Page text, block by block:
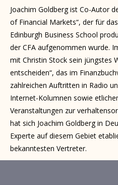
Joachim Goldberg ist Co-Autor
of Financial Markets“, der für
Edinburgh Business School
der CFA aufgenommen wurde.
mit Christin Stock sein jüngstes
entscheiden“, das im
zahlreichen Auftritten in Radio
Internet-Kolumnen sowie
Veranstaltungen zur
hat sich Joachim Goldberg in
Experte auf diesem Gebiet
bekanntesten Vertreter.